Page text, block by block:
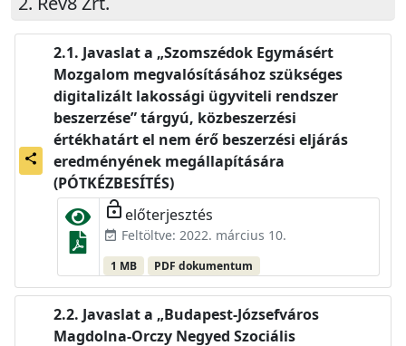
share
Javaslat a „Szomszédok Egymásért
Mozgalom megvalósításához szükséges
digitalizált lakossági ügyviteli rendszer
beszerzése” tárgyú, közbeszerzési
értékhatárt el nem érő beszerzési eljárás
eredményének megállapítására
(PÓTKÉZBESÍTÉS)
lock_open előterjesztés
event_available Feltöltve: 2022. március 10.
1 MB PDF dokumentum
Javaslat a „Budapest-Józsefváros
Magdolna-Orczy Negyed Szociális